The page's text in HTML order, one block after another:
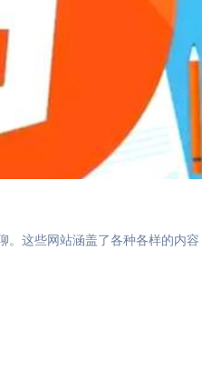
这些网站涵盖了各种各样的内